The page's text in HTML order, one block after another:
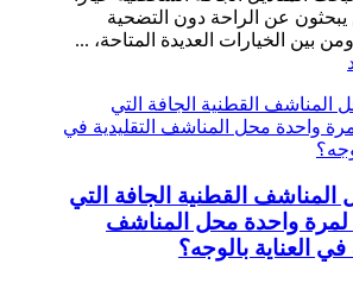
يبحثون عن الراحة دون التضحية
بين الخيارات العديدة المتاحة، ...
المناشف القطنية الجافة التي
واحدة محل المناشف
في العناية بالوجه؟